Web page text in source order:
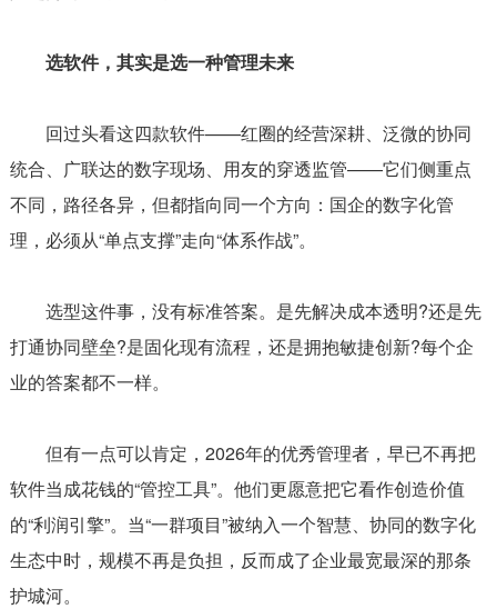
选软件，其实是选一种管理未来
回过头看这四款软件——红圈的经营深耕、泛微的协同
统合、广联达的数字现场、用友的穿透监管——它们侧重点
不同，路径各异，但都指向同一个方向：国企的数字化管
理，必须从“单点支撑”走向“体系作战”。
选型这件事，没有标准答案。是先解决成本透明?还是先
打通协同壁垒?是固化现有流程，还是拥抱敏捷创新?每个企
业的答案都不一样。
但有一点可以肯定，2026年的优秀管理者，早已不再把
软件当成花钱的“管控工具”。他们更愿意把它看作创造价值
的“利润引擎”。当“一群项目”被纳入一个智慧、协同的数字化
生态中时，规模不再是负担，反而成了企业最宽最深的那条
护城河。